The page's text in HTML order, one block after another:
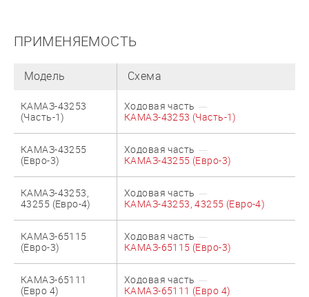
ПРИМЕНЯЕМОСТЬ
Модель Схема
КАМАЗ-43253
(Часть-1)
Ходовая часть
КАМАЗ-43253 (Часть-1)
КАМАЗ-43255
(Евро-3)
Ходовая часть
КАМАЗ-43255 (Евро-3)
КАМАЗ-43253,
43255 (Евро-4)
Ходовая часть
КАМАЗ-43253, 43255 (Евро-4)
КАМАЗ-65115
(Евро-3)
Ходовая часть
КАМАЗ-65115 (Евро-3)
КАМАЗ-65111
(Евро 4)
Ходовая часть
КАМАЗ-65111 (Евро 4)